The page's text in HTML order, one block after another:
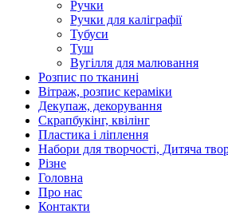
Ручки
Ручки для каліграфії
Тубуси
Туш
Вугілля для малювання
Розпис по тканині
Вітраж, розпис кераміки
Декупаж, декорування
Скрапбукінг, квілінг
Пластика і ліплення
Набори для творчості, Дитяча
Різне
Головна
Про нас
Контакти